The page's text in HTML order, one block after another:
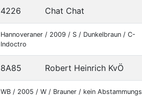
4226 Chat Chat
Hannoveraner / 2009 / S / Dunkelbraun / C-
Indoctro
8A85 Robert Heinrich KvÖ
WB / 2005 / W / Brauner / kein Abstammungs